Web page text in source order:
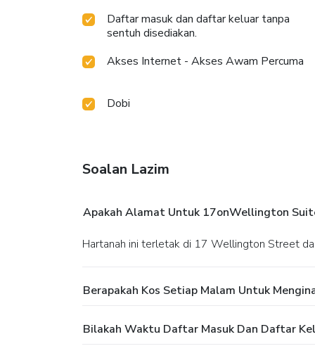
Daftar masuk dan daftar keluar tanpa
sentuh disediakan.
Akses Internet - Akses Awam Percuma
Dobi
Soalan Lazim
Apakah Alamat Untuk 17onWellington
Hartanah ini terletak di 17 Wellington Street
Berapakah Kos Setiap Malam Untuk
Bilakah Waktu Daftar Masuk Dan Daftar